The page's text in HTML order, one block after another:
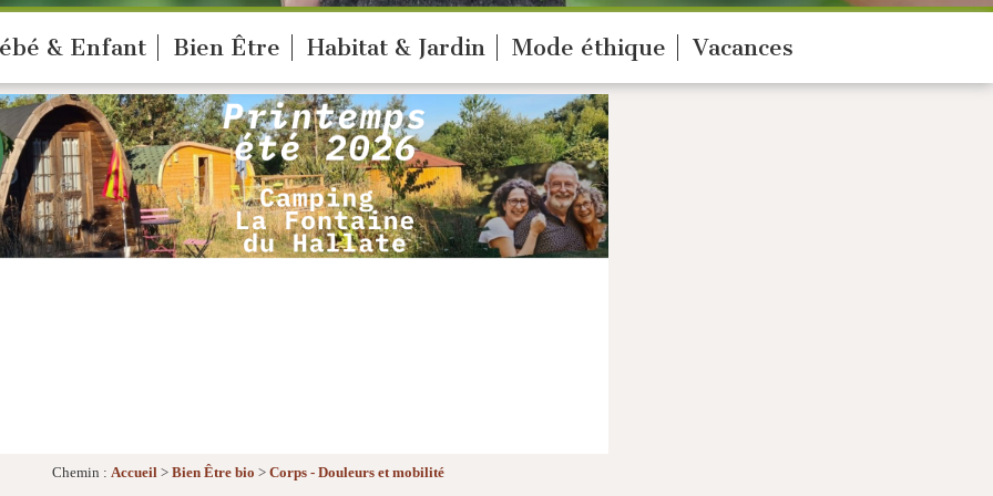
& Enfant Bien Être Habitat & Jardin Mode éthique Vacances
Chemin : Accueil > Bien Être bio > Corps - Douleurs et mobilité